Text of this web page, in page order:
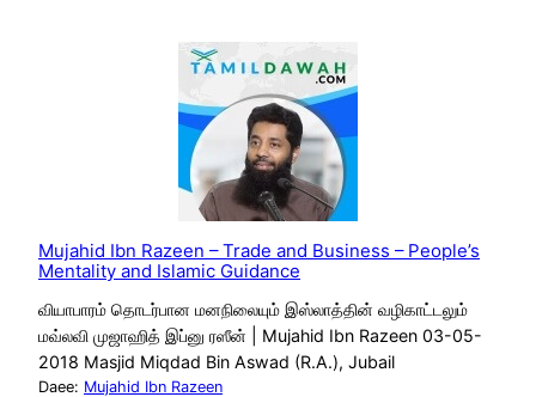
Mujahid Ibn Razeen – Trade and Business – People’s
Mentality and Islamic Guidance
வியாபாரம் தொடர்பான மனநிலையும் இஸ்லாத்தின் வழிகாட்டலும்
மவ்லவி முஜாஹித் இப்னு ரஸீன் | Mujahid Ibn Razeen 03-05-
2018 Masjid Miqdad Bin Aswad (R.A.), Jubail
Daee: Mujahid Ibn Razeen